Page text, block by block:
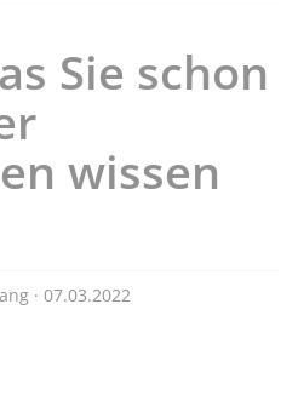
Sie schon
wissen
· 07.03.2022